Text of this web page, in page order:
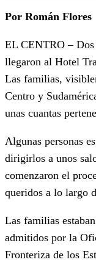
Por Román Flores
EL CENTRO – Dos
llegaron al Hotel
Las familias,
Centro y
unas cuantas
Algunas personas
dirigirlos a unos
comenzaron el
queridos a lo largo
Las familias
admitidos por la
Fronteriza de los